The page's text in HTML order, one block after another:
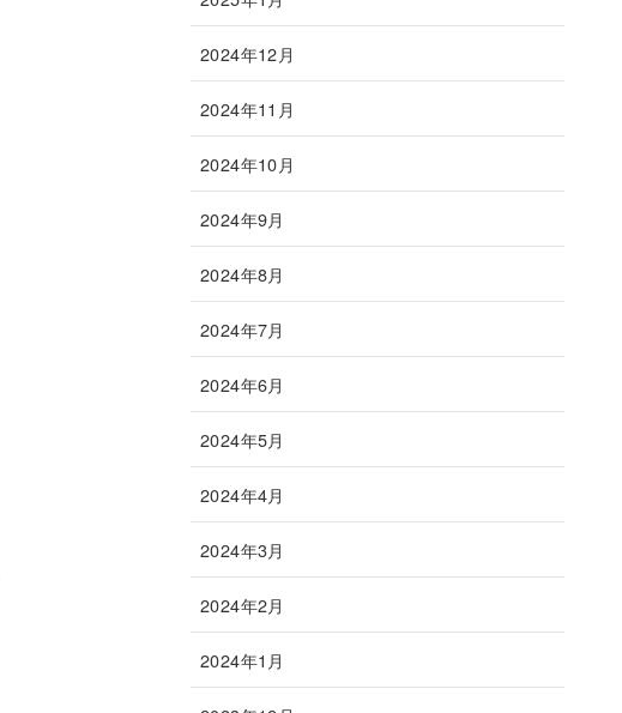
2024年12月
2024年11月
2024年10月
2024年9月
2024年8月
2024年7月
2024年6月
2024年5月
2024年4月
2024年3月
2024年2月
2024年1月